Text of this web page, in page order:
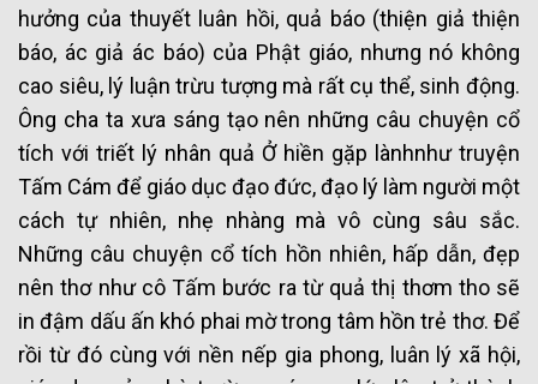
hưởng của thuyết luân hồi, quả báo (thiện giả thiện
báo, ác giả ác báo) của Phật giáo, nhưng nó không
cao siêu, lý luận trừu tượng mà rất cụ thể, sinh động.
Ông cha ta xưa sáng tạo nên những câu chuyện cổ
tích với triết lý nhân quả Ở hiền gặp lànhnhư truyện
Tấm Cám để giáo dục đạo đức, đạo lý làm người một
cách tự nhiên, nhẹ nhàng mà vô cùng sâu sắc.
Những câu chuyện cổ tích hồn nhiên, hấp dẫn, đẹp
nên thơ như cô Tấm bước ra từ quả thị thơm tho sẽ
in đậm dấu ấn khó phai mờ trong tâm hồn trẻ thơ. Để
rồi từ đó cùng với nền nếp gia phong, luân lý xã hội,